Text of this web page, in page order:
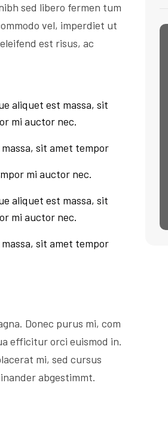
sed libero fermen tum
vel, imperdiet ut
est risus, ac
aliquet est massa, sit
mi auctor nec.
sit amet tempor
mi auctor nec.
aliquet est massa, sit
mi auctor nec.
sit amet tempor
Donec purus mi, com
efficitur orci euismod in.
mi, sed cursus
abgestimmt.